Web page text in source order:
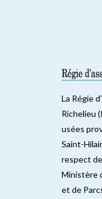
La Régie
Richelieu
usées
Saint-
respect
Ministère
et de